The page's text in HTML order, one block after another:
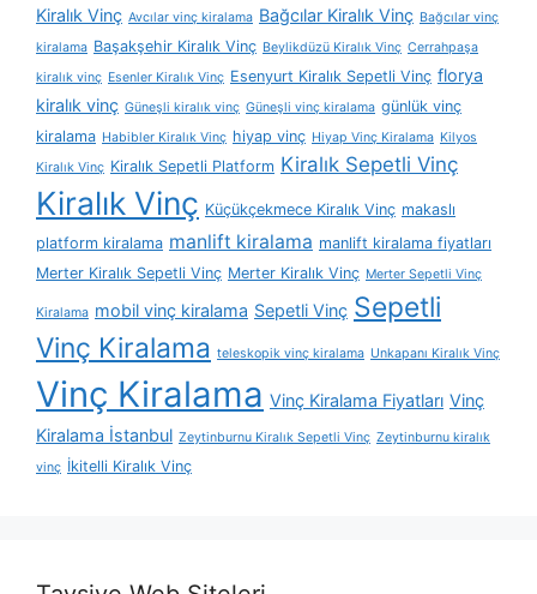
Kiralık Vinç Avcılar vinç kiralama Bağcılar Kiralık Vinç Bağcılar vinç
kiralama Başakşehir Kiralık Vinç Beylikdüzü Kiralık Vinç Cerrahpaşa
kiralık vinç Esenler Kiralık Vinç Esenyurt Kiralık Sepetli Vinç florya
kiralık vinç Güneşli kiralık vinç Güneşli vinç kiralama günlük vinç
kiralama Habibler Kiralık Vinç hiyap vinç Hiyap Vinç Kiralama Kilyos
Kiralık Vinç Kiralık Sepetli Platform Kiralık Sepetli Vinç
Kiralık Vinç Küçükçekmece Kiralık Vinç makaslı
platform kiralama manlift kiralama manlift kiralama fiyatları
Merter Kiralık Sepetli Vinç Merter Kiralık Vinç Merter Sepetli Vinç
Kiralama mobil vinç kiralama Sepetli Vinç Sepetli
Vinç Kiralama teleskopik vinç kiralama Unkapanı Kiralık Vinç
Vinç Kiralama Vinç Kiralama Fiyatları Vinç
Kiralama İstanbul Zeytinburnu Kiralık Sepetli Vinç Zeytinburnu kiralık
vinç İkitelli Kiralık Vinç